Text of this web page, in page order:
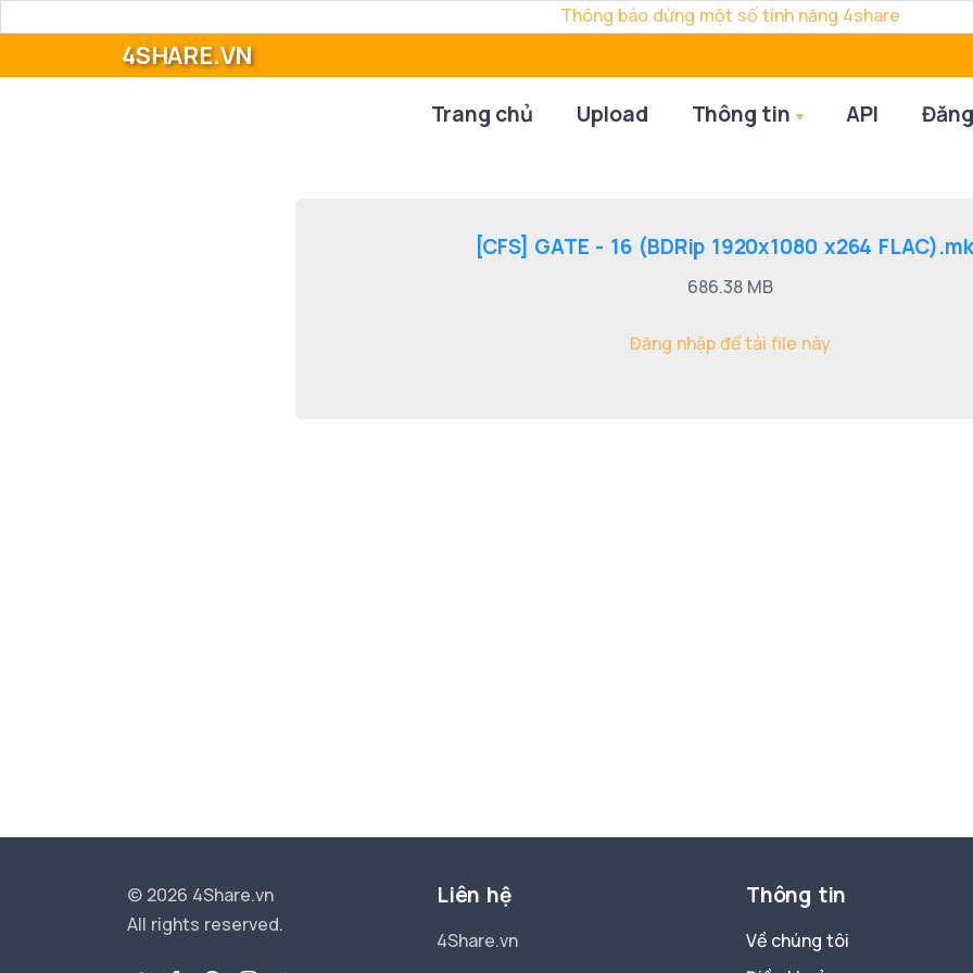
Thông báo dừng một số tính năng 4share
4SHARE.VN
Trang chủ Upload Thông tin API
[CFS] GATE - 16 (BDRip 1920x1080 x264
686.38 MB
Đăng nhập để tải file này
© 2026 4Share.vn
All rights reserved.
Liên hệ
4Share.vn
Thông tin
Về chúng tôi